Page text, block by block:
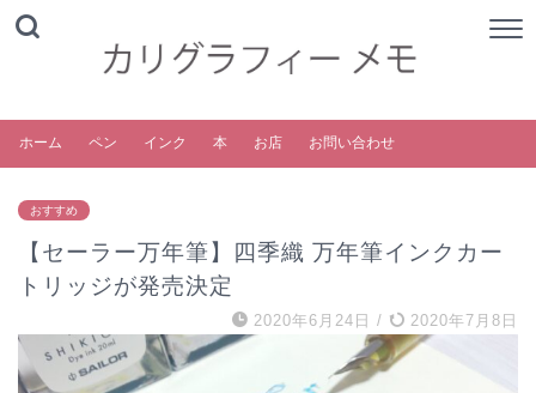
ホーム ペン インク 本 お店 お問い合わせ
おすすめ
【セーラー万年筆】四季織 万年筆インクカー
トリッジが発売決定
2020年6月24日 / 2020年7月8日